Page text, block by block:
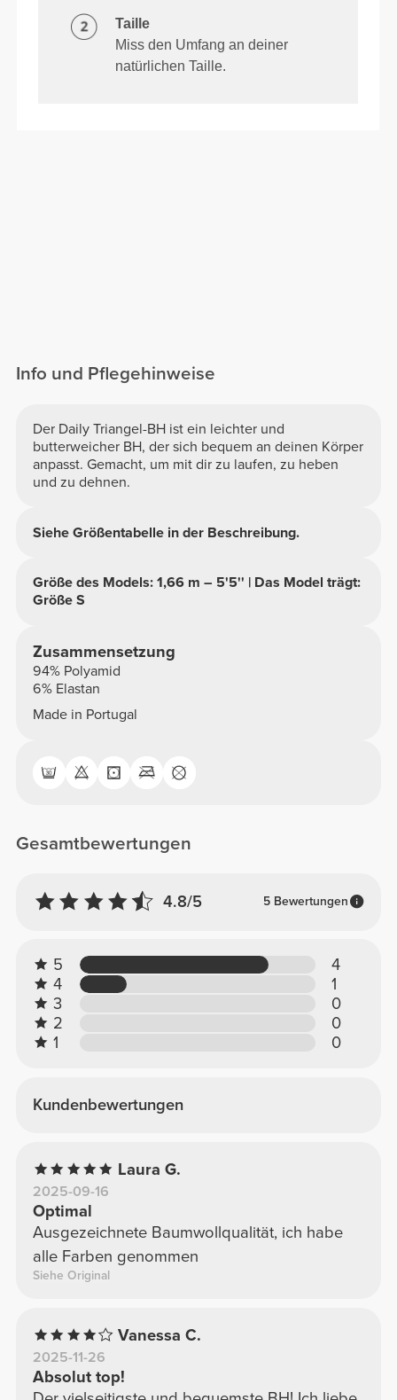
Taille
Miss den Umfang an deiner
natürlichen Taille.
Info und Pflegehinweise
Der Daily Triangel-BH ist ein leichter und
butterweicher BH, der sich bequem an deinen Körper
anpasst. Gemacht, um mit dir zu laufen, zu heben
und zu dehnen.
Siehe Größentabelle in der Beschreibung.
Größe des Models: 1,66 m – 5'5'' | Das Model trägt:
Größe S
Zusammensetzung
94% Polyamid
6% Elastan
Made in Portugal
Gesamtbewertungen
4.8/5 5 Bewertungen
5
4
4
1
3
0
2
0
1
0
Kundenbewertungen
Laura G.
2025-09-16
Optimal
Ausgezeichnete Baumwollqualität, ich habe
alle Farben genommen
Siehe Original
Vanessa C.
2025-11-26
Absolut top!